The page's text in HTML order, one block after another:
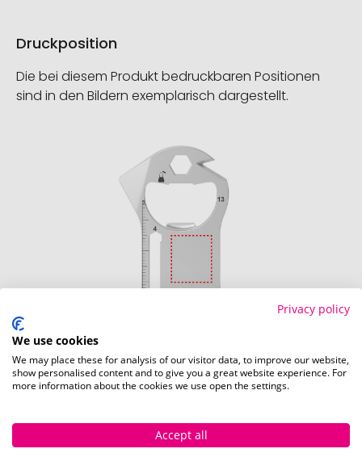
Druckposition
Die bei diesem Produkt bedruckbaren Positionen
sind in den Bildern exemplarisch dargestellt.
Auf dem Produkt (1,5 x 1,5 cm)
Privacy policy
We use cookies
We may place these for analysis of our visitor data, to improve our website,
show personalised content and to give you a great website experience. For
more information about the cookies we use open the settings.
Accept all